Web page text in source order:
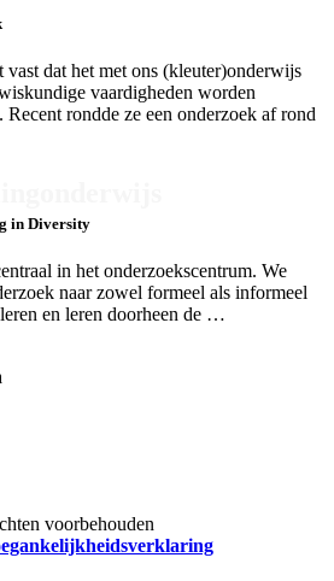
dat het met ons (kleuter)onderwijs
vaardigheden worden
rondde ze een onderzoek af rond
in Diversity
in het onderzoeks­centrum. We
naar zowel formeel als informeel
en leren doorheen de …
voorbehouden